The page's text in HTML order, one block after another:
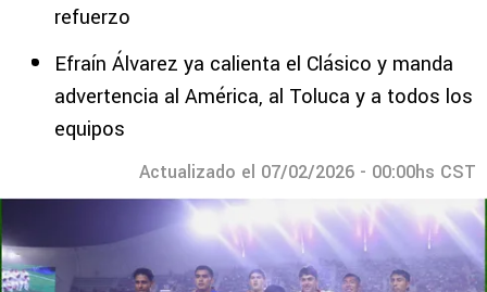
refuerzo
Efraín Álvarez ya calienta el Clásico y manda
advertencia al América, al Toluca y a todos los
equipos
Actualizado el 07/02/2026 - 00:00hs CST